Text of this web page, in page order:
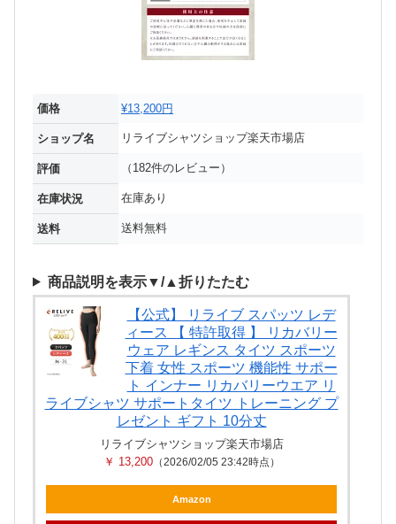
価格 ¥13,200円
ショップ名 リライブシャツショップ楽天市場店
評価 （182件のレビュー）
在庫状況 在庫あり
送料 送料無料
商品説明を表示▼/▲折りたたむ
【公式】 リライブ スパッツ レデ
ィース 【 特許取得 】 リカバリー
ウェア レギンス タイツ スポーツ
下着 女性 スポーツ 機能性 サポー
ト インナー リカバリーウエア リ
ライブシャツ サポートタイツ トレーニング プ
レゼント ギフト 10分丈
リライブシャツショップ楽天市場店
￥ 13,200（2026/02/05 23:42時点）
Amazon